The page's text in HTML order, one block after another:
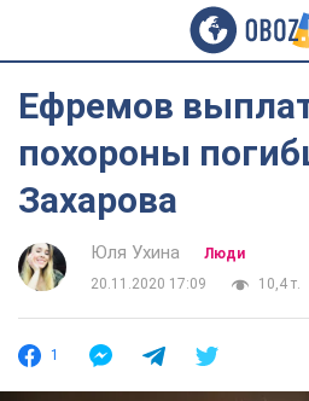
Ефремов
похороны
Захарова
Юля Ухина
Люди
20.11.2020 17:09
10,4 т.
1